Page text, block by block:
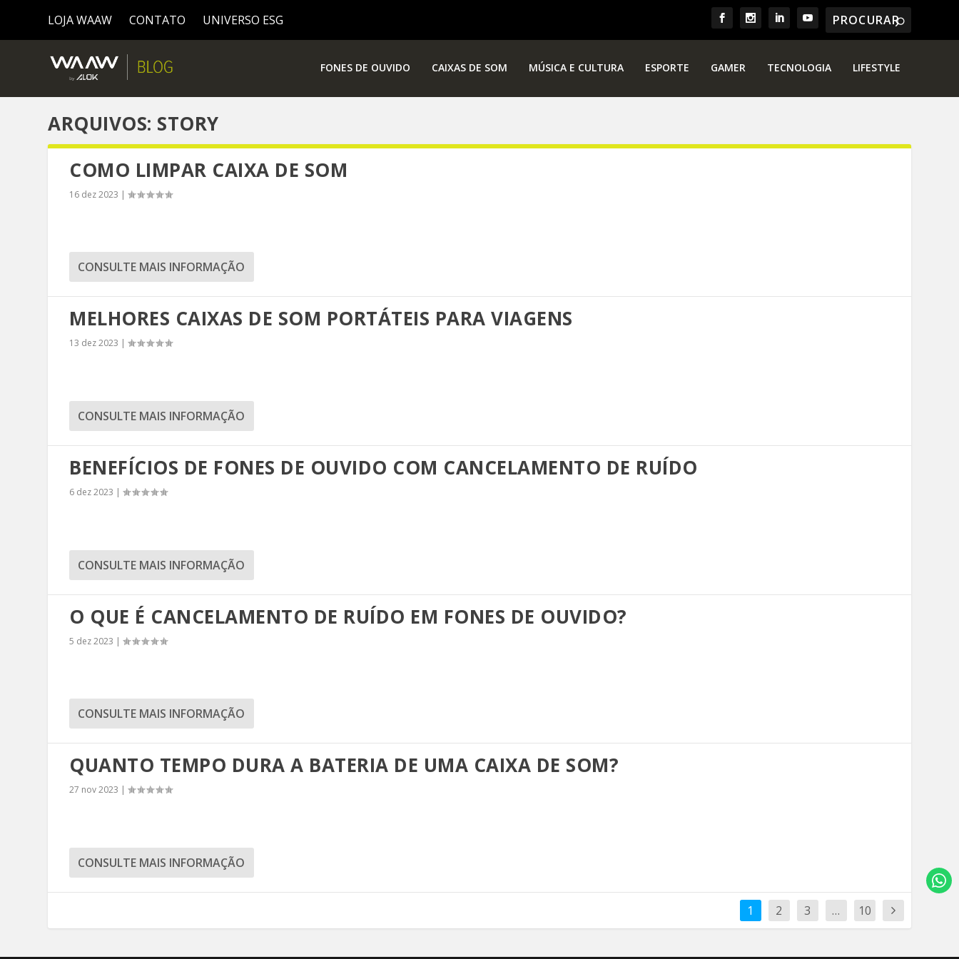
LOJA WAAW CONTATO UNIVERSO ESG
FONES DE OUVIDO CAIXAS DE SOM MÚSICA E CULTURA ESPORTE GAMER TECNOLOGIA LIFESTYLE
ARQUIVOS: STORY
COMO LIMPAR CAIXA DE SOM
16 dez 2023 |
CONSULTE MAIS INFORMAÇÃO
MELHORES CAIXAS DE SOM PORTÁTEIS PARA VIAGENS
13 dez 2023 |
CONSULTE MAIS INFORMAÇÃO
BENEFÍCIOS DE FONES DE OUVIDO COM CANCELAMENTO DE RUÍDO
6 dez 2023 |
CONSULTE MAIS INFORMAÇÃO
O QUE É CANCELAMENTO DE RUÍDO EM FONES DE OUVIDO?
5 dez 2023 |
CONSULTE MAIS INFORMAÇÃO
QUANTO TEMPO DURA A BATERIA DE UMA CAIXA DE SOM?
27 nov 2023 |
CONSULTE MAIS INFORMAÇÃO
1 2 3 … 10